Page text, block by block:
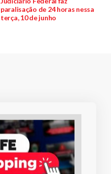
paralisação de 24 horas nessa
terça, 10 de junho